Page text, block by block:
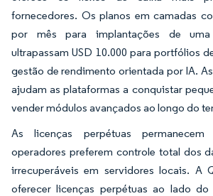
fornecedores. Os planos em camadas
por mês para implantações de
ultrapassam USD 10.000 para portfólios
gestão de rendimento orientada por IA.
ajudam as plataformas a conquistar
vender módulos avançados ao longo do
As licenças perpétuas
operadores preferem controle total dos
irrecuperáveis em servidores locais. A
oferecer licenças perpétuas ao lado do